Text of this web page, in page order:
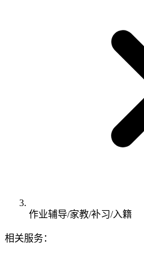
作业辅导/家教/补习/入籍
相关服务：